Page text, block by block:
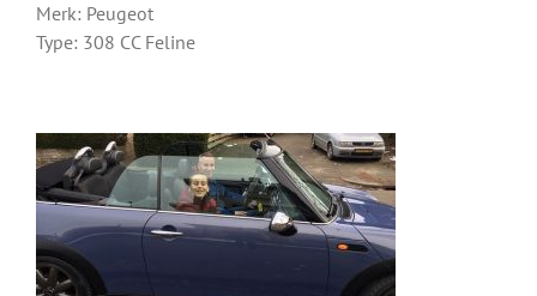
Merk: Peugeot
Type: 308 CC Feline